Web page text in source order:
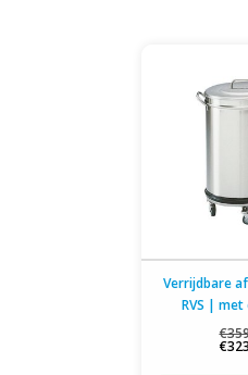
Verrijdbare
RVS | met